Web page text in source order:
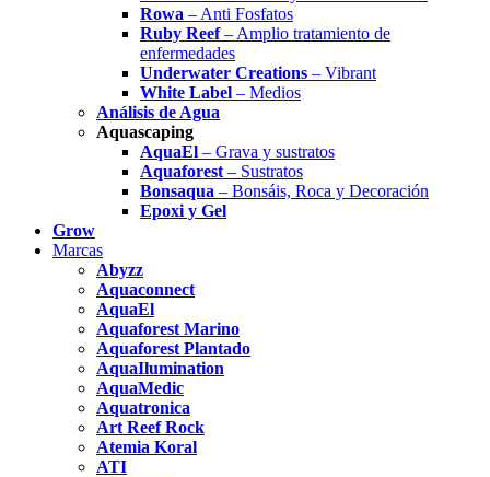
Rowa – Anti Fosfatos
Ruby Reef– Amplio tratamiento de
enfermedades
Underwater Creations – Vibrant
White Label – Medios
Análisis de Agua
Aquascaping
AquaEl – Grava y sustratos
Aquaforest – Sustratos
Bonsaqua – Bonsáis, Roca y Decoración
Epoxi y Gel
Grow
Marcas
Abyzz
Aquaconnect
AquaEl
Aquaforest Marino
Aquaforest Plantado
AquaIlumination
AquaMedic
Aquatronica
Art Reef Rock
Atemia Koral
ATI